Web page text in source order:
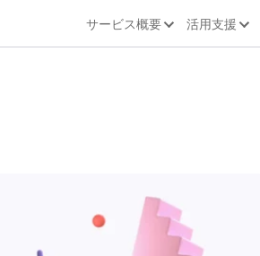
サービス概要 活用支援